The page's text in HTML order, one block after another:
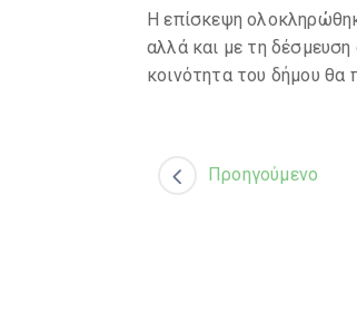
Η επίσκεψη
αλλά και με τη δέσμευση
κοινότητα του δήμου θα
Προηγούμενο